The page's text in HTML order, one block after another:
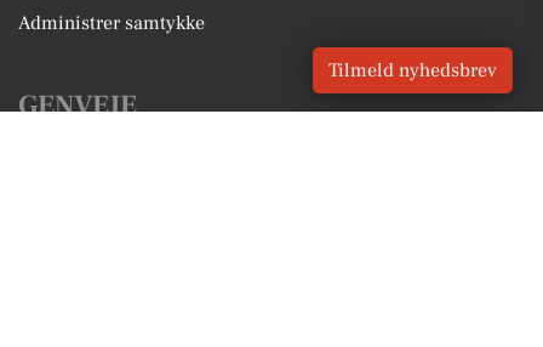
Administrer samtykke
GENVEJE
Tilmeld nyhedsbrev